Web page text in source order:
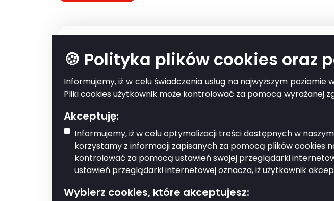
🍪 Polityka plików cookies oraz
Informujemy, iż w celu świadczenia usług na najwyższym
Pliki cookies użytkownik może kontrolować za pomocą wyrażanej
Akceptuję:
Informujemy, iż w celu optymalizacji treści dostępnych w
korzystamy z informacji zapisanych za pomocą plików cookies
kontrolować za pomocą ustawień swojej przeglądarki
ustawień przeglądarki internetowej oznacza, iż użytkownik
Wybierz cookies, które akceptujesz:
Przeglądanie planów
zagospodarowania
Usługa pozwala na dostęp do danych
Gdzie można załatwić tę
Urząd Gminy Brańsk